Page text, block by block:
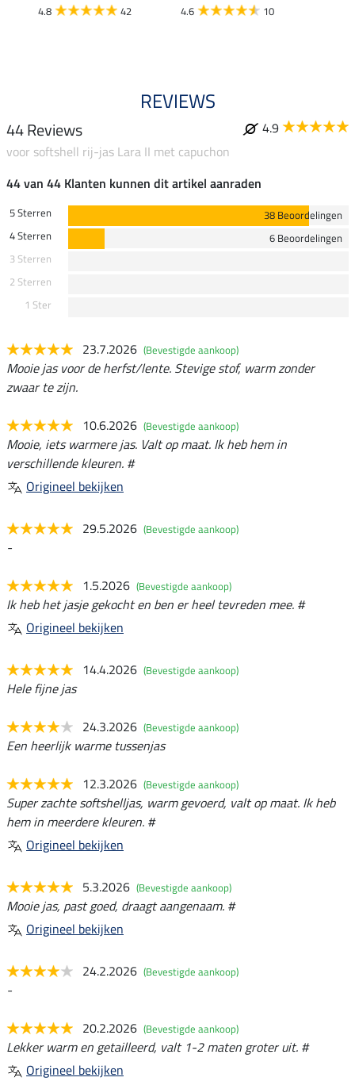
4.8 42 4.6 10
REVIEWS
44 Reviews
4.9
voor softshell rij-jas Lara II met capuchon
44 van 44 Klanten kunnen dit artikel aanraden
5 Sterren
38 Beoordelingen
4 Sterren
6 Beoordelingen
3 Sterren
2 Sterren
1 Ster
23.7.2026 (Bevestigde aankoop)
Mooie jas voor de herfst/lente. Stevige stof, warm zonder
zwaar te zijn.
10.6.2026 (Bevestigde aankoop)
Mooie, iets warmere jas. Valt op maat. Ik heb hem in
verschillende kleuren. #
Origineel bekijken
29.5.2026 (Bevestigde aankoop)
-
1.5.2026 (Bevestigde aankoop)
Ik heb het jasje gekocht en ben er heel tevreden mee. #
Origineel bekijken
14.4.2026 (Bevestigde aankoop)
Hele fijne jas
24.3.2026 (Bevestigde aankoop)
Een heerlijk warme tussenjas
12.3.2026 (Bevestigde aankoop)
Super zachte softshelljas, warm gevoerd, valt op maat. Ik heb
hem in meerdere kleuren. #
Origineel bekijken
5.3.2026 (Bevestigde aankoop)
Mooie jas, past goed, draagt aangenaam. #
Origineel bekijken
24.2.2026 (Bevestigde aankoop)
-
20.2.2026 (Bevestigde aankoop)
Lekker warm en getailleerd, valt 1-2 maten groter uit. #
Origineel bekijken